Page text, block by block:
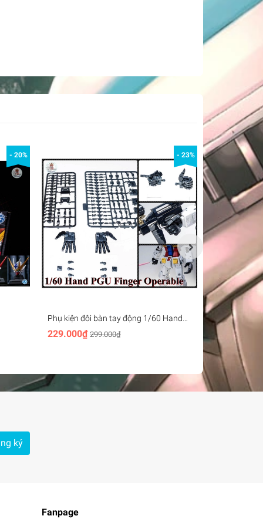
- 20% - 23%
Phụ kiện đôi bàn tay động 1/60 Hands
PGU Finger Operable - Power Vest
229.000₫ 299.000₫
Nhíp gắp
Tweezers
239.000₫
ký
Fanpage